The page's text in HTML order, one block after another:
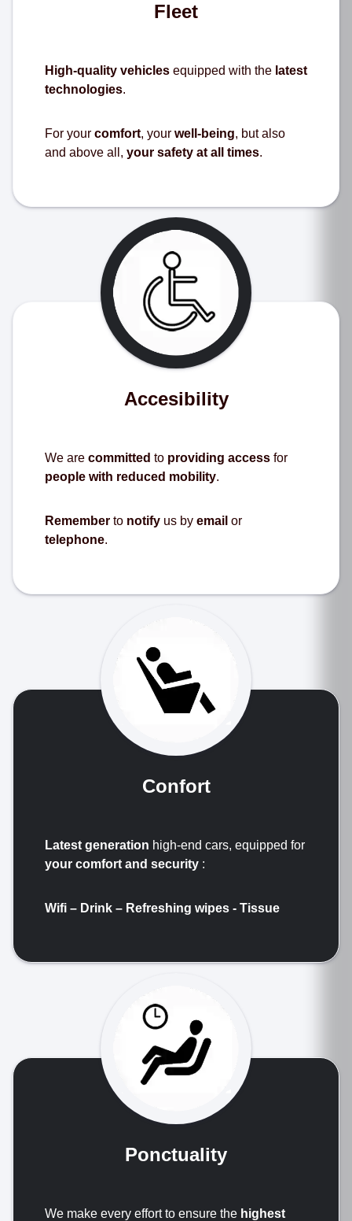
Fleet
High-quality vehicles equipped with the latest
technologies.
For your comfort, your well-being, but also
and above all, your safety at all times.
Accesibility
We are committed to providing access for
people with reduced mobility.
Remember to notify us by email or
telephone.
Confort
Latest generation high-end cars, equipped for
your comfort and security :
Wifi – Drink – Refreshing wipes - Tissue
Ponctuality
We make every effort to ensure the highest